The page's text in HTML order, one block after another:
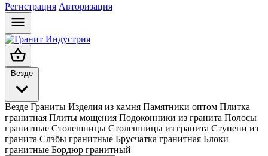
Регистрация Авторизация
Везде
Везде Граниты Изделия из камня Памятники оптом Плитка
гранитная Плиты мощения Подоконники из гранита Полосы
гранитные Столешницы Столешницы из гранита Ступени из
гранита Слэбы гранитные Брусчатка гранитная Блоки
гранитные Бордюр гранитный